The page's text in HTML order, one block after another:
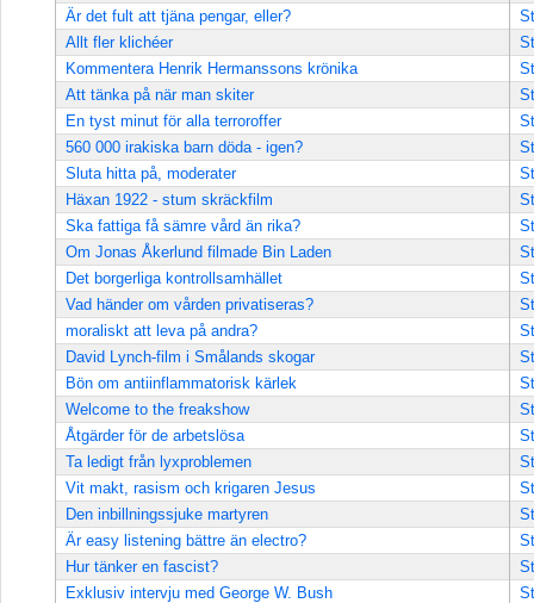
Är det fult att tjäna pengar, eller?
Allt fler klichéer
Kommentera Henrik Hermanssons krönika
Att tänka på när man skiter
En tyst minut för alla terroroffer
560 000 irakiska barn döda - igen?
Sluta hitta på, moderater
Häxan 1922 - stum skräckfilm
Ska fattiga få sämre vård än rika?
Om Jonas Åkerlund filmade Bin Laden
Det borgerliga kontrollsamhället
Vad händer om vården privatiseras?
moraliskt att leva på andra?
David Lynch-film i Smålands skogar
Bön om antiinflammatorisk kärlek
Welcome to the freakshow
Åtgärder för de arbetslösa
Ta ledigt från lyxproblemen
Vit makt, rasism och krigaren Jesus
Den inbillningssjuke martyren
Är easy listening bättre än electro?
Hur tänker en fascist?
Exklusiv intervju med George W. Bush